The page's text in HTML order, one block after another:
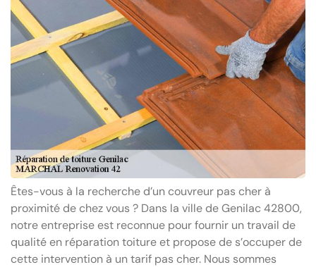
Êtes-vous à la recherche d’un couvreur pas cher à
proximité de chez vous ? Dans la ville de Genilac 42800,
notre entreprise est reconnue pour fournir un travail de
qualité en réparation toiture et propose de s’occuper de
cette intervention à un tarif pas cher. Nous sommes